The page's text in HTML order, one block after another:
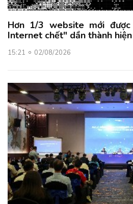
Hơn 1/3 website mới
Internet chết" dần thành
15:21 02/08/2026